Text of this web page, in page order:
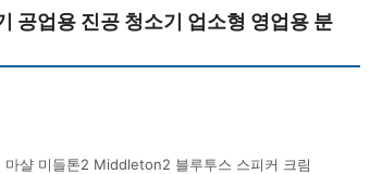
공업용 진공 청소기 업소형 영업용 분
샬 미들톤2 Middleton2 블루투스 스피커 크림